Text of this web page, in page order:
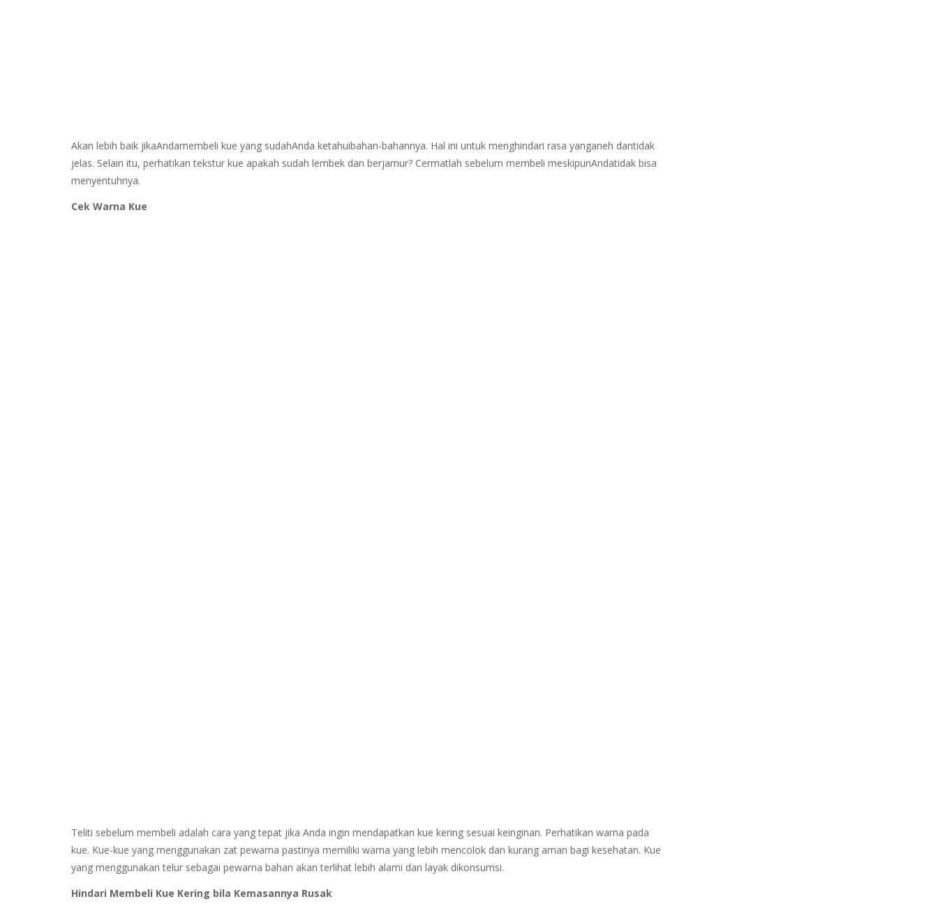
Akan lebih baik jikaAndamembeli kue yang sudahAnda ketahuibahan-bahannya. Hal ini untuk menghindari rasa yanganeh dantidak
jelas. Selain itu, perhatikan tekstur kue apakah sudah lembek dan berjamur? Cermatlah sebelum membeli meskipunAndatidak bisa
menyentuhnya.
Cek Warna Kue
Teliti sebelum membeli adalah cara yang tepat jika Anda ingin mendapatkan kue kering sesuai keinginan. Perhatikan warna pada
kue. Kue-kue yang menggunakan zat pewarna pastinya memiliki warna yang lebih mencolok dan kurang aman bagi kesehatan. Kue
yang menggunakan telur sebagai pewarna bahan akan terlihat lebih alami dan layak dikonsumsi.
Hindari Membeli Kue Kering bila Kemasannya Rusak